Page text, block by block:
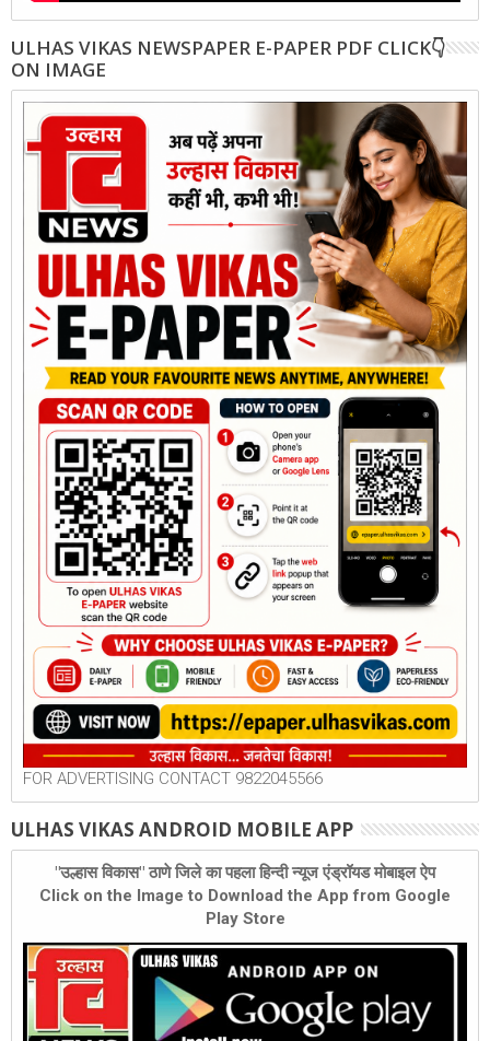
ULHAS VIKAS NEWSPAPER E-PAPER PDF CLICK👇
ON IMAGE
FOR ADVERTISING CONTACT 9822045566
ULHAS VIKAS ANDROID MOBILE APP
"उल्हास विकास" ठाणे जिले का पहला हिन्दी न्यूज एंड्रॉयड मोबाइल ऐप
Click on the Image to Download the App from Google
Play Store